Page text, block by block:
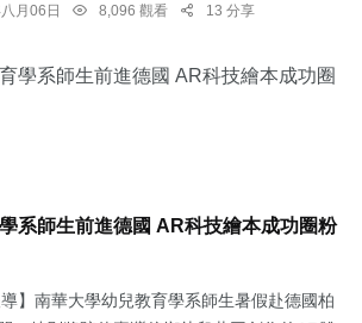
月06日 8,096 觀看 13 分享
系師生前進德國 AR科技繪本成功圈粉
導】南華大學幼兒教育學系師生暑假赴德國柏